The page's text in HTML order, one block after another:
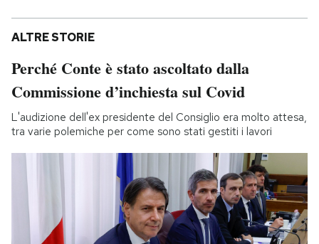
ALTRE STORIE
Perché Conte è stato ascoltato dalla
Commissione d’inchiesta sul Covid
L'audizione dell'ex presidente del Consiglio era molto attesa,
tra varie polemiche per come sono stati gestiti i lavori